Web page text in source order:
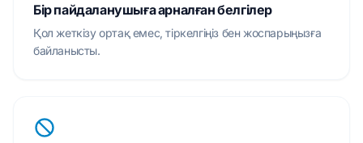
Бір пайдаланушыға арналған белгілер
Қол жеткізу ортақ емес, тіркелгіңіз бен жоспарыңызға
байланысты.